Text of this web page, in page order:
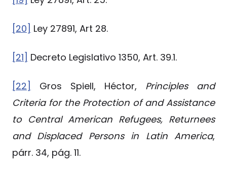
[20] Ley 27891, Art 28.
[21] Decreto Legislativo 1350, Art. 39.1.
[22] Gros Spiell, Héctor, Principles and
Criteria for the Protection of and Assistance
to Central American Refugees, Returnees
and Displaced Persons in Latin America,
párr. 34, pág. 11.